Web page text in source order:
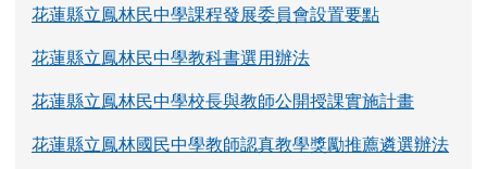
花蓮縣立鳳林民中學課程發展委員會設置要點
花蓮縣立鳳林民中學教科書選用辦法
花蓮縣立鳳林民中學校長與教師公開授課實施計畫
花蓮縣立鳳林國民中學教師認真教學獎勵推薦遴選辦法